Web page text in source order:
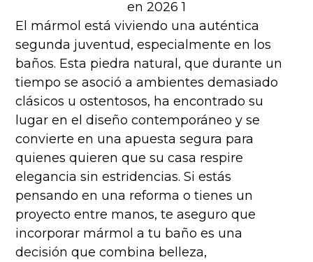
El mármol está viviendo una auténtica
segunda juventud, especialmente en los
baños. Esta piedra natural, que durante un
tiempo se asoció a ambientes demasiado
clásicos u ostentosos, ha encontrado su
lugar en el diseño contemporáneo y se
convierte en una apuesta segura para
quienes quieren que su casa respire
elegancia sin estridencias. Si estás
pensando en una reforma o tienes un
proyecto entre manos, te aseguro que
incorporar mármol a tu baño es una
decisión que combina belleza,